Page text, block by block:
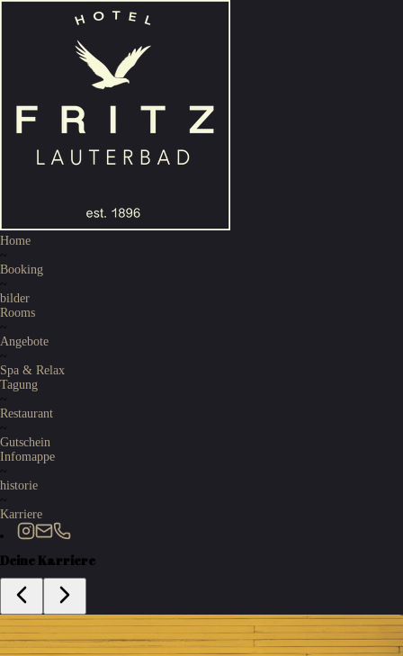
Home
~
Booking
~
bilder
Rooms
~
Angebote
~
Spa & Relax
Tagung
~
Restaurant
~
Gutschein
Infomappe
~
historie
~
Karriere
Deine Karriere